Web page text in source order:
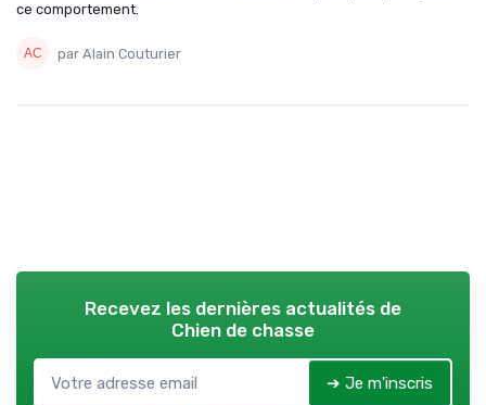
ce comportement.
par Alain Couturier
Recevez les dernières actualités de
Chien de chasse
➔ Je m'inscris